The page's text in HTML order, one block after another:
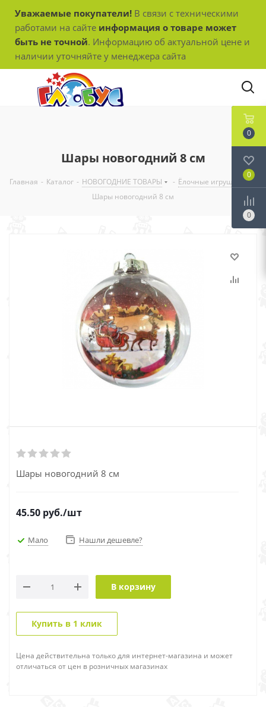
Уважаемые покупатели! В связи с техническими
работами на сайте информация о товаре может
быть не точной. Информацию об актуальной цене и
наличии уточняйте у менеджера сайта
Шары новогодний 8 см
Главная - Каталог - НОВОГОДНИЕ ТОВАРЫ - Ёлочные игрушки
-
Шары новогодний 8 см
Шары новогодний 8 см
45.50 руб./шт
Мало Нашли дешевле?
В корзину
Купить в 1 клик
Цена действительна только для интернет-магазина и может
отличаться от цен в розничных магазинах
0
0
0